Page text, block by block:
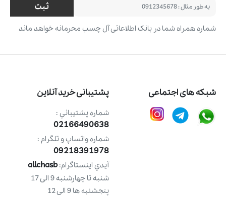
ثبت
شماره همراه شما در بانک اطلاعاتی آل چسب محرمانه خواهد ماند
شبکه های اجتماعی پشتیبانی خرید آنلاین
شماره پشتيباني :
02166490638
شماره واتساپ و تلگرام :
09218391978
آيدي اينستاگرام:allchasb
شنبه تا چهارشنبه 9 الی 17
پنجشنبه ها 9 الی 12